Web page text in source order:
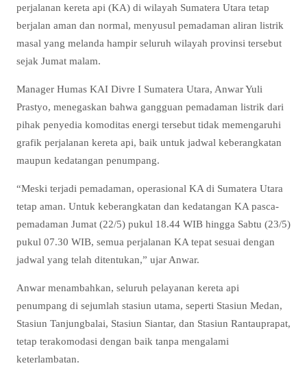
perjalanan kereta api (KA) di wilayah Sumatera Utara tetap
berjalan aman dan normal, menyusul pemadaman aliran listrik
masal yang melanda hampir seluruh wilayah provinsi tersebut
sejak Jumat malam.
Manager Humas KAI Divre I Sumatera Utara, Anwar Yuli
Prastyo, menegaskan bahwa gangguan pemadaman listrik dari
pihak penyedia komoditas energi tersebut tidak memengaruhi
grafik perjalanan kereta api, baik untuk jadwal keberangkatan
maupun kedatangan penumpang.
“Meski terjadi pemadaman, operasional KA di Sumatera Utara
tetap aman. Untuk keberangkatan dan kedatangan KA pasca-
pemadaman Jumat (22/5) pukul 18.44 WIB hingga Sabtu (23/5)
pukul 07.30 WIB, semua perjalanan KA tepat sesuai dengan
jadwal yang telah ditentukan,” ujar Anwar.
Anwar menambahkan, seluruh pelayanan kereta api
penumpang di sejumlah stasiun utama, seperti Stasiun Medan,
Stasiun Tanjungbalai, Stasiun Siantar, dan Stasiun Rantauprapat,
tetap terakomodasi dengan baik tanpa mengalami
keterlambatan.